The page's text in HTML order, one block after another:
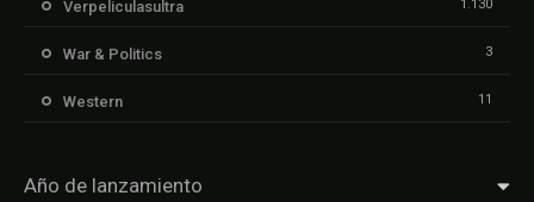
Verpeliculasultra 1.130
War & Politics 3
Western 11
Año de lanzamiento